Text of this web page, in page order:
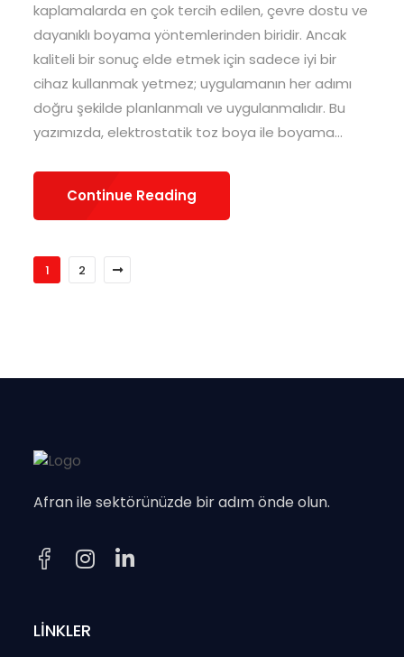
kaplamalarda en çok tercih edilen, çevre dostu ve
dayanıklı boyama yöntemlerinden biridir. Ancak
kaliteli bir sonuç elde etmek için sadece iyi bir
cihaz kullanmak yetmez; uygulamanın her adımı
doğru şekilde planlanmalı ve uygulanmalıdır. Bu
yazımızda, elektrostatik toz boya ile boyama...
Continue Reading
1 2
Afran ile sektörünüzde bir adım önde olun.
LİNKLER